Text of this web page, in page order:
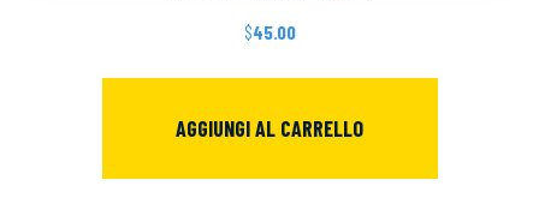
$45.00
AGGIUNGI AL CARRELLO